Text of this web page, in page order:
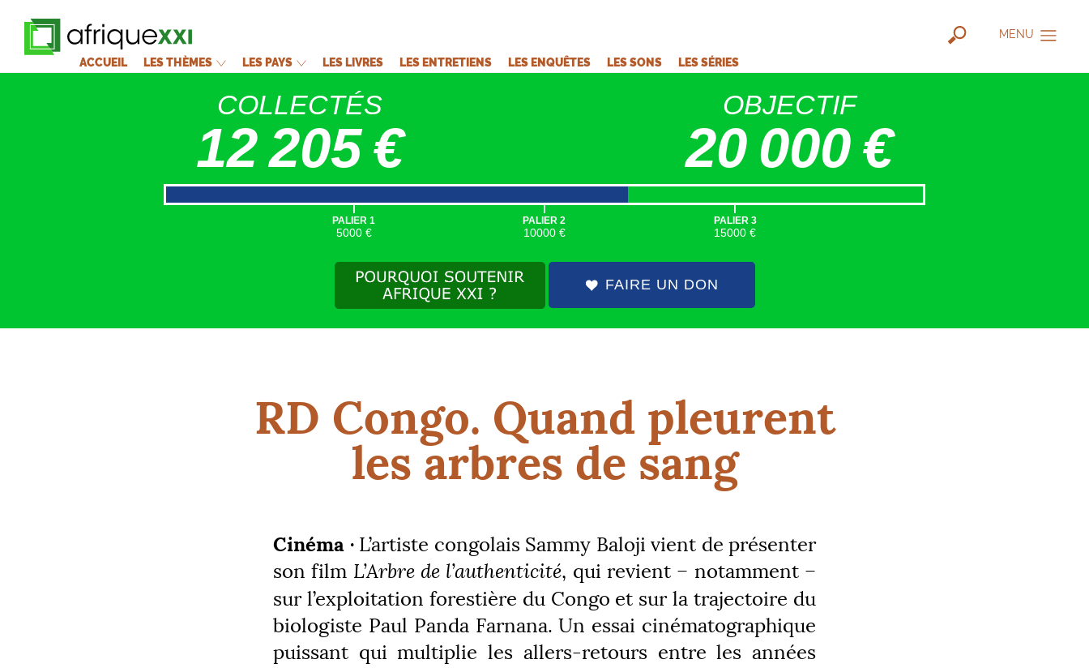
MENU
ACCUEIL LES THÈMES LES PAYS LES LIVRES LES ENTRETIENS LES ENQUÊTES LES SONS LES SÉRIES
COLLECTÉS
12 205 €
OBJECTIF
20 000 €
|
PALIER 1
5000 €
|
PALIER 2
10000 €
|
PALIER 3
15000 €
FAIRE UN DON
RD Congo. Quand pleurent
les arbres de sang
Cinéma ·L’artiste congolais Sammy Baloji vient de présenter
son film L’Arbre de l’authenticité, qui revient – notamment –
sur l’exploitation forestière du Congo et sur la trajectoire du
biologiste Paul Panda Farnana. Un essai cinématographique
puissant qui multiplie les allers-retours entre les années